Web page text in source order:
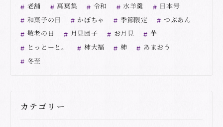
老舗
萬葉集 令和 水羊羹
日本号
和菓子の日
かぼちゃ 季節限定
つぶあん
敬老の日
月見団子 お月見
芋
とっとーと。
柿大福 柿
あまおう
冬至
カテゴリー